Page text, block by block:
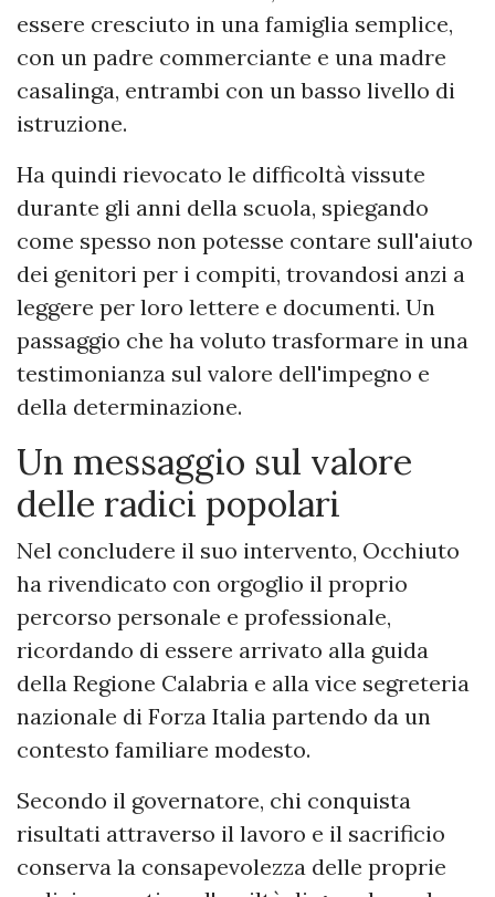
essere cresciuto in una famiglia semplice,
con un padre commerciante e una madre
casalinga, entrambi con un basso livello di
istruzione.
Ha quindi rievocato le difficoltà vissute
durante gli anni della scuola, spiegando
come spesso non potesse contare sull'aiuto
dei genitori per i compiti, trovandosi anzi a
leggere per loro lettere e documenti. Un
passaggio che ha voluto trasformare in una
testimonianza sul valore dell'impegno e
della determinazione.
Un messaggio sul valore
delle radici popolari
Nel concludere il suo intervento, Occhiuto
ha rivendicato con orgoglio il proprio
percorso personale e professionale,
ricordando di essere arrivato alla guida
della Regione Calabria e alla vice segreteria
nazionale di Forza Italia partendo da un
contesto familiare modesto.
Secondo il governatore, chi conquista
risultati attraverso il lavoro e il sacrificio
conserva la consapevolezza delle proprie